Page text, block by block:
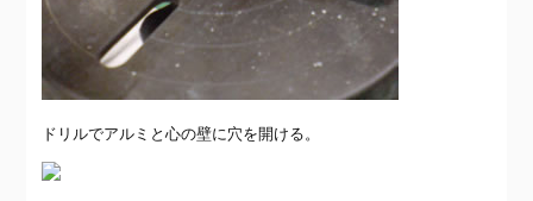
ドリルでアルミと心の壁に穴を開ける。